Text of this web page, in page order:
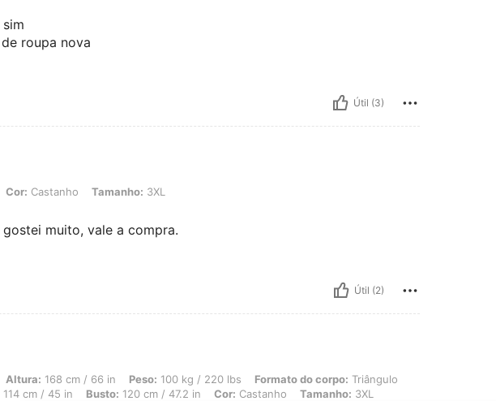
sim
roupa nova
Útil (3)
Tamanho: 3XL
Cor: Castanho Tamanho: 3XL
gostei muito, vale a compra.
Útil (2)
168 cm / 66 in, Peso: 100 kg / 220 lbs, Formato do corpo: Triângulo, Quadris: 121 cm / 48 in, Cintura: 114
Altura: 168 cm / 66 in Peso: 100 kg / 220 lbs Formato do corpo: Triângulo
114 cm / 45 in Busto: 120 cm / 47.2 in Cor: Castanho Tamanho: 3XL